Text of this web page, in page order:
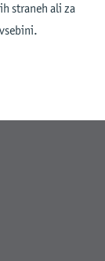
straneh ali za